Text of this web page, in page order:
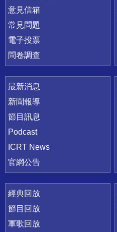
意見信箱
常見問題
電子投票
問卷調查
最新消息
新聞報導
節目訊息
Podcast
ICRT News
官網公告
經典回放
節目回放
軍歌回放